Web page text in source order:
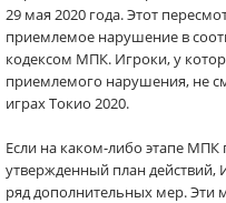
29 мая 2020 года. Этот
приемлемое нарушение в
кодексом МПК. Игроки, у
приемлемого нарушения, не
играх Токио 2020.
Если на каком-либо этапе МПК
утвержденный план
ряд дополнительных мер. Эти